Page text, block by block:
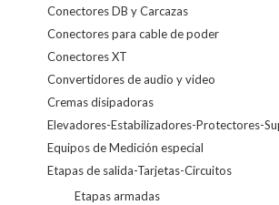
Conectores DB y Carcazas
Conectores para cable de poder
Conectores XT
Convertidores de audio y video
Cremas disipadoras
Elevadores-Estabilizadores-Protectores-
Equipos de Medición especial
Etapas de salida-Tarjetas-Circuitos
Etapas armadas